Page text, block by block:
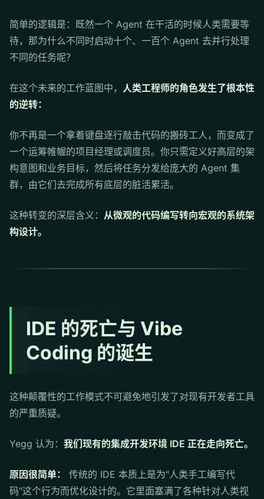
简单的逻辑是：既然一个 Agent 在干活的时候人类需要等
待，那为什么不同时启动十个、一百个 Agent 去并行处理
不同的任务呢？
在这个未来的工作蓝图中， 人类工程师的角色发生了根本性
的逆转：
你不再是一个拿着键盘逐行敲击代码的搬砖工人，而变成了
一个运筹帷幄的项目经理或调度员。你只需定义好高层的架
构意图和业务目标，然后将任务分发给庞大的 Agent 集
群，由它们去完成所有底层的脏活累活。
这种转变的深层含义： 从微观的代码编写转向宏观的系统架
构设计。
IDE 的死亡与 Vibe
Coding 的诞生
这种颠覆性的工作模式不可避免地引发了对现有开发者工具
的严重质疑。
Yegg 认为： 我们现有的集成开发环境 IDE 正在走向死亡。
原因很简单：
传统的 IDE 本质上是为"人类手工编写代
码"这个行为而优化设计的。它里面塞满了各种针对人类视